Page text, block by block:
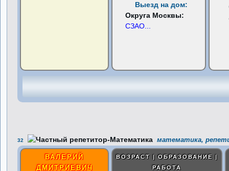
Выезд на дом:
Округа Москвы:
СЗАО
32 математика,
ВАЛЕРИЙ
ДМИТРИЕВИЧ
ВОЗРАСТ | ОБРАЗОВАНИЕ |
РАБОТА